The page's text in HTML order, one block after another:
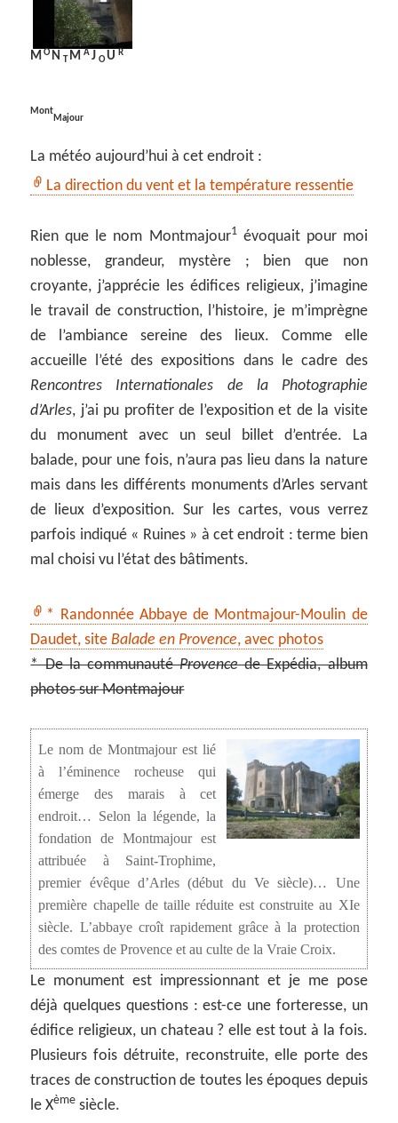
M O NT MA JO UR
Mont
Majour
La météo aujourd’hui à cet endroit :
La direction du vent et la température ressentie
Rien que le nom Montmajour1évoquait pour moi
noblesse, grandeur, mystère ; bien que non
croyante, j’apprécie les édifices religieux, j’imagine
le travail de construction, l’histoire, je m’imprègne
de l’ambiance sereine des lieux. Comme elle
accueille l’été des expositions dans le cadre des
Rencontres Internationales de la Photographie
d’Arles, j’ai pu profiter de l’exposition et de la visite
du monument avec un seul billet d’entrée. La
balade, pour une fois, n’aura pas lieu dans la nature
mais dans les différents monuments d’Arles servant
de lieux d’exposition. Sur les cartes, vous verrez
parfois indiqué « Ruines » à cet endroit : terme bien
mal choisi vu l’état des bâtiments.
* Randonnée Abbaye de Montmajour-Moulin de
Daudet, siteBalade en Provence, avec photos
* De la communautéProvencede Expédia, album
photos sur Montmajour
Le nom de Montmajour est lié
à l’éminence rocheuse qui
émerge des marais à cet
endroit… Selon la légende, la
fondation de Montmajour est
attribuée à Saint-Trophime,
premier évêque d’Arles (début du Ve siècle)… Une
première chapelle de taille réduite est construite au XIe
siècle. L’abbaye croît rapidement grâce à la protection
des comtes de Provence et au culte de la Vraie Croix.
Le monument est impressionnant et je me pose
déjà quelques questions : est-ce une forteresse, un
édifice religieux, un chateau ? elle est tout à la fois.
Plusieurs fois détruite, reconstruite, elle porte des
traces de construction de toutes les époques depuis
le Xème siècle.